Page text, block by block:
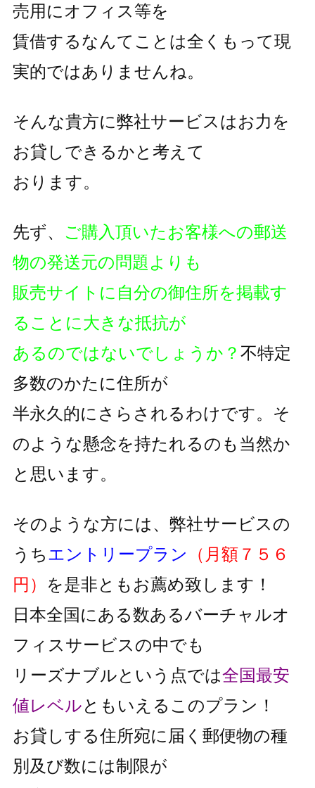
売用にオフィス等を
賃借するなんてことは全くもって現
実的ではありませんね。
そんな貴方に弊社サービスはお力を
お貸しできるかと考えて
おります。
先ず、 ご購入頂いたお客様への郵送
物の発送元の問題よりも
販売サイトに自分の御住所を掲載す
ることに大きな抵抗が
あるのではないでしょうか？ 不特定
多数のかたに住所が
半永久的にさらされるわけです。そ
のような懸念を持たれるのも 当然か
と思います。
そのような方には、弊社サービスの
うちエントリープラン
（月額７５６
円） を是非ともお薦め致します！
日本全国にある数あるバーチャルオ
フィスサービスの中でも
リーズナブルという点では全国最安
値レベルと もいえるこのプラン！
お貸しする住所宛に届く郵便物の種
別及び数には制限が